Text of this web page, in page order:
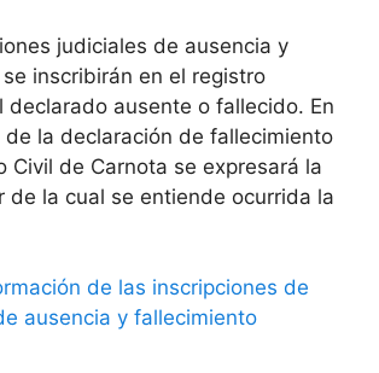
judiciales de ausencia y
inscribirán en el registro
declarado ausente o fallecido. En
de la declaración de fallecimiento
Civil de Carnota se expresará la
de la cual se entiende ocurrida la
de las inscripciones de
ausencia y fallecimiento